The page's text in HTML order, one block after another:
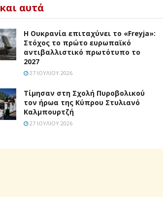
και αυτά
Η Ουκρανία επιταχύνει το «Freyja»:
Στόχος το πρώτο ευρωπαϊκό
αντιβαλλιστικό πρωτότυπο το
2027
27 ΙΟΥΛΊΟΥ 2026
Τίμησαν στη Σχολή Πυροβολικού
τον ήρωα της Κύπρου Στυλιανό
Καλμπουρτζή
27 ΙΟΥΛΊΟΥ 2026